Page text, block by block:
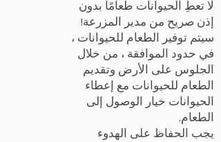
لا تعطِ الحيوانات طعامًا بدون
إذن صريح من مدير المزرعة!
سيتم توفير الطعام للحيوانات ،
في حدود الموافقة ، من خلال
الجلوس على الأرض وتقديم
الطعام للحيوانات مع إعطاء
الحيوانات خيار الوصول إلى
الطعام.
يجب الحفاظ على الهدوء